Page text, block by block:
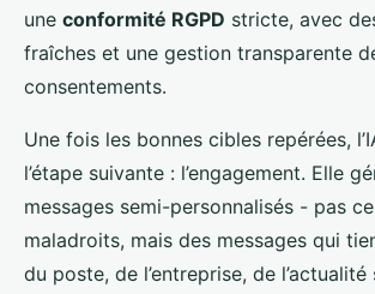
une conformité RGPD stricte, avec
fraîches et une gestion transparente
consentements.
Une fois les bonnes cibles repérées,
l’étape suivante : l’engagement. Elle
messages semi-personnalisés - pas
maladroits, mais des messages qui
du poste, de l’entreprise, de